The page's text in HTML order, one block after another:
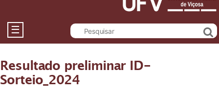
Legislação
Canais
☰
Resultado preliminar ID-
Sorteio_2024